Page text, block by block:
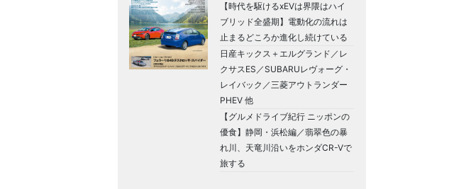
【時代を駆けるxEVは界隈はハイ
ブリッド全盛期】電動化の流れは
止まるどころか進化し続けている
日産キックス＋エルグランド／レ
クサスES／SUBARUレヴォーグ・
レイバック／三菱アウトランダー
PHEV 他
【グルメドライブ紀行 ニッポンの
優食】静岡・浜松編／翡翠色の暴
れ川、天竜川沿いをホンダCR-Vで
旅する